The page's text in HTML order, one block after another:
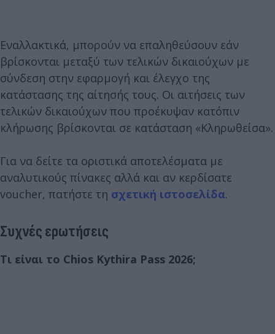
Εναλλακτικά, μπορούν να επαληθεύσουν εάν
βρίσκονται μεταξύ των τελικών δικαιούχων με
σύνδεση στην εφαρμογή και έλεγχο της
κατάστασης της αίτησής τους. Οι αιτήσεις των
τελικών δικαιούχων που προέκυψαν κατόπιν
κλήρωσης βρίσκονται σε κατάσταση «Κληρωθείσα».
Για να δείτε τα οριστικά αποτελέσματα με
αναλυτικούς πίνακες αλλά και αν κερδίσατε
voucher, πατήστε τη σχετική ιστοσελίδα.
Συχνές ερωτήσεις
Τι είναι το Chios Kythira Pass 2026;